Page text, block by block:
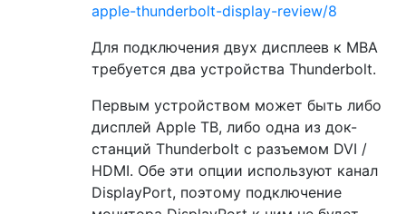
apple-thunderbolt-display-review/8
Для подключения двух дисплеев к MBA
требуется два устройства Thunderbolt.
Первым устройством может быть либо
дисплей Apple TB, либо одна из док-
станций Thunderbolt с разъемом DVI /
HDMI. Обе эти опции используют канал
DisplayPort, поэтому подключение